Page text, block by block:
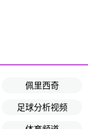
佩里西奇
足球分析视频